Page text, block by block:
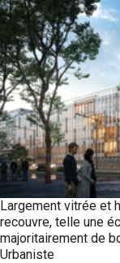
Largement vitrée et
recouvre, telle une
majoritairement de
Urbaniste